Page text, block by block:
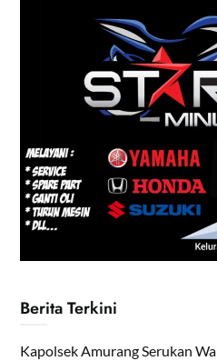
Berita Terkini
Kapolsek Amurang Serukan